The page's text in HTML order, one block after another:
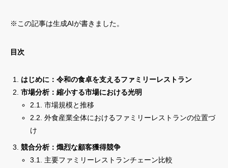
※この記事は生成AIが書きました。
目次
はじめに：令和の食卓を支えるファミリーレストラン
市場分析：縮小する市場における光明
2.1. 市場規模と推移
2.2. 外食産業全体におけるファミリーレストランの位置づ
け
競合分析：熾烈な顧客獲得競争
3.1. 主要ファミリーレストランチェーン比較
プライバシーポリシー